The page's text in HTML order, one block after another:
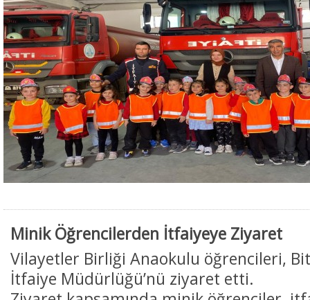
Minik Öğrencilerden İtfaiyeye Ziyaret
Vilayetler Birliği Anaokulu öğrencileri,
İtfaiye Müdürlüğü’nü ziyaret etti.